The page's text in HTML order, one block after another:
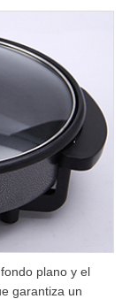
plano y el
garantiza un